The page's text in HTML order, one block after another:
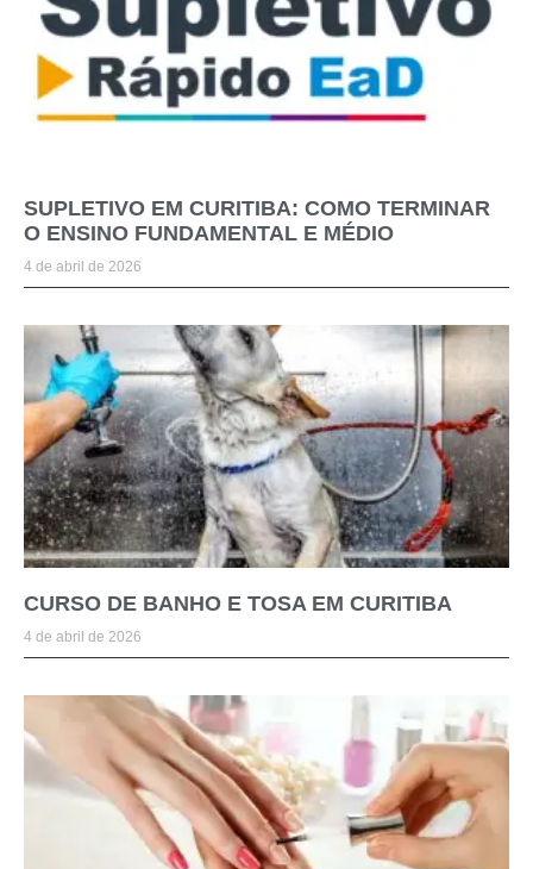
SUPLETIVO EM CURITIBA: COMO TERMINAR
O ENSINO FUNDAMENTAL E MÉDIO
4 de abril de 2026
CURSO DE BANHO E TOSA EM CURITIBA
4 de abril de 2026